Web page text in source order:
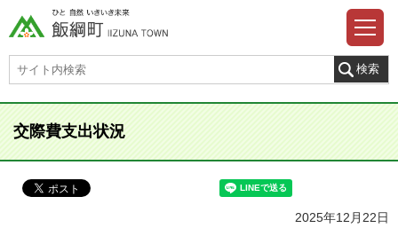
交際費支出状況
2025年12月22日